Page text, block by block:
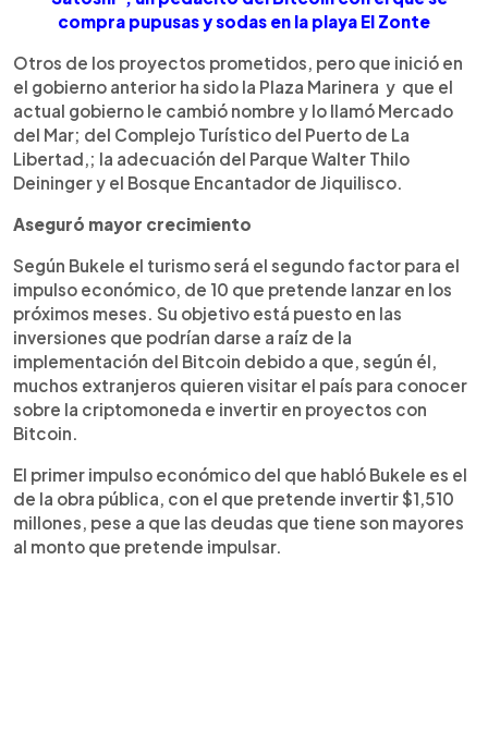
compra pupusas y sodas en la playa El Zonte
Otros de los proyectos prometidos, pero que inició en
el gobierno anterior ha sido la Plaza Marinera y que el
actual gobierno le cambió nombre y lo llamó Mercado
del Mar; del Complejo Turístico del Puerto de La
Libertad,; la adecuación del Parque Walter Thilo
Deininger y el Bosque Encantador de Jiquilisco.
Aseguró mayor crecimiento
Según Bukele el turismo será el segundo factor para el
impulso económico, de 10 que pretende lanzar en los
próximos meses. Su objetivo está puesto en las
inversiones que podrían darse a raíz de la
implementación del Bitcoin debido a que, según él,
muchos extranjeros quieren visitar el país para conocer
sobre la criptomoneda e invertir en proyectos con
Bitcoin.
El primer impulso económico del que habló Bukele es el
de la obra pública, con el que pretende invertir $1,510
millones, pese a que las deudas que tiene son mayores
al monto que pretende impulsar.